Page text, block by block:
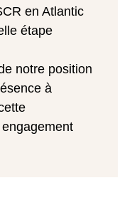
en Atlantic
étape
notre position
à